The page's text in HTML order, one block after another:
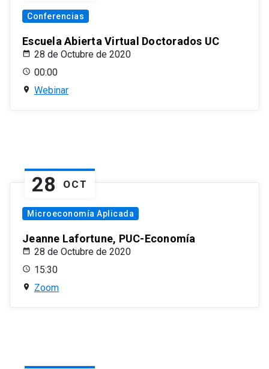
Conferencias
Escuela Abierta Virtual Doctorados UC
28 de Octubre de 2020
00:00
Webinar
28 OCT
Microeconomía Aplicada
Jeanne Lafortune, PUC-Economía
28 de Octubre de 2020
15:30
Zoom